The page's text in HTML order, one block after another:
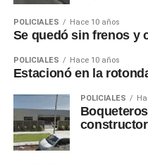
POLICIALES Hace 10 años
Se quedó sin frenos y
POLICIALES Hace 10 años
Estacionó en la
POLICIALES